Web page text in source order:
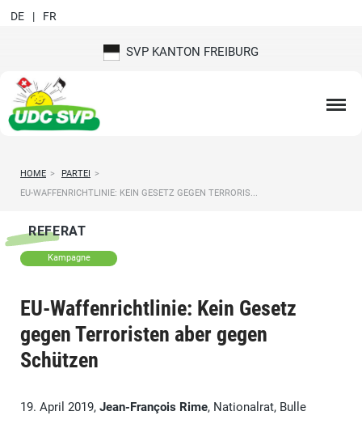
SVP KANTON FREIBURG
DE FR
HOME > PARTEI
>
EU-WAFFENRICHTLINIE: KEIN GESETZ GEGEN TERRORIS...
REFERAT
Kampagne
EU-Waffenrichtlinie: Kein Gesetz
gegen Terroristen aber gegen
Schützen
19. April 2019, Jean-François Rime, Nationalrat, Bulle